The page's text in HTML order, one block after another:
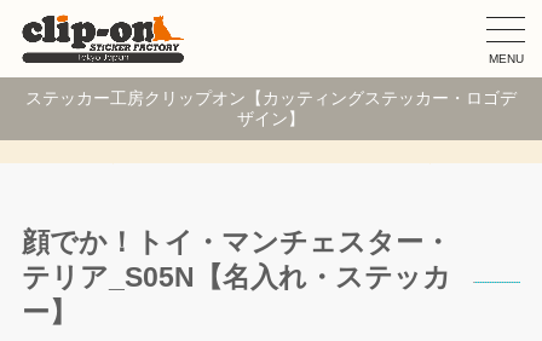
MENU
ステッカー工房クリップオン【カッティングステッカー・ロゴデ
ザイン】
顔でか！トイ・マンチェスター・
テリア_S05N【名入れ・ステッカ
ー】